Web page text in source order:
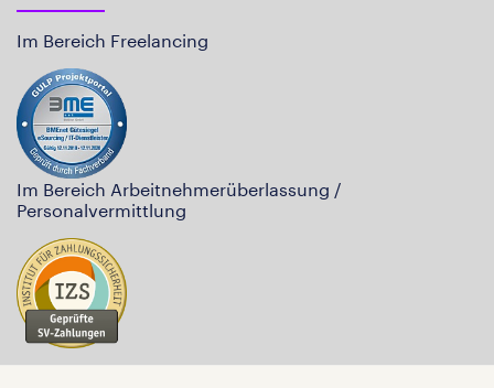
Im Bereich Freelancing
Im Bereich Arbeitnehmerüberlassung /
Personalvermittlung